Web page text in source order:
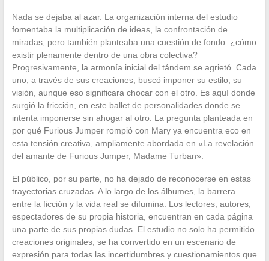
Nada se dejaba al azar. La organización interna del estudio
fomentaba la multiplicación de ideas, la confrontación de
miradas, pero también planteaba una cuestión de fondo: ¿cómo
existir plenamente dentro de una obra colectiva?
Progresivamente, la armonía inicial del tándem se agrietó. Cada
uno, a través de sus creaciones, buscó imponer su estilo, su
visión, aunque eso significara chocar con el otro. Es aquí donde
surgió la fricción, en este ballet de personalidades donde se
intenta imponerse sin ahogar al otro. La pregunta planteada en
por qué Furious Jumper rompió con Mary ya encuentra eco en
esta tensión creativa, ampliamente abordada en «La revelación
del amante de Furious Jumper, Madame Turban».
El público, por su parte, no ha dejado de reconocerse en estas
trayectorias cruzadas. A lo largo de los álbumes, la barrera
entre la ficción y la vida real se difumina. Los lectores, autores,
espectadores de su propia historia, encuentran en cada página
una parte de sus propias dudas. El estudio no solo ha permitido
creaciones originales; se ha convertido en un escenario de
expresión para todas las incertidumbres y cuestionamientos que